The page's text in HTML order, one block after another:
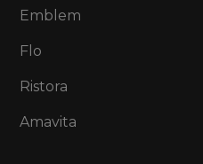
Emblem
Flo
Ristora
Amavita